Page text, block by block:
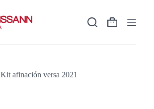
Shopping
Kit afinación versa 2021